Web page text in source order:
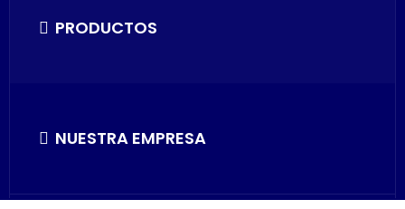
PRODUCTOS
NUESTRA EMPRESA